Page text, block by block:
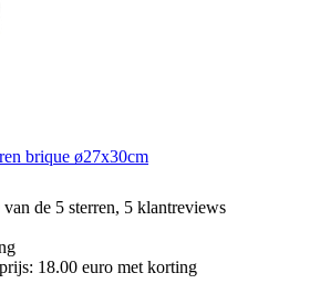
brique ø27x30cm
de 5 sterren, 5 klantreviews
18.00 euro met korting